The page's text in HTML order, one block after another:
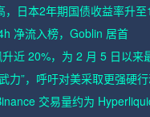
，日本2年期国债收益率升
净流入榜，Goblin 居首
近 20%，为 2 月 5 日以来
力”，呼吁对美采取更强硬
交易量约为